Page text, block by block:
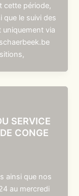
cette période,
que le suivi des
via
SERVICE
CONGE
ainsi que nos
au mercredi